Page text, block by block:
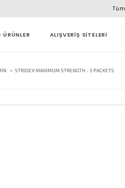
Tüm
ÜRÜNLER ALIŞVERİŞ SİTELERİ
STRIDEX MAXIMUM STRENGTH - 3 PACKETS